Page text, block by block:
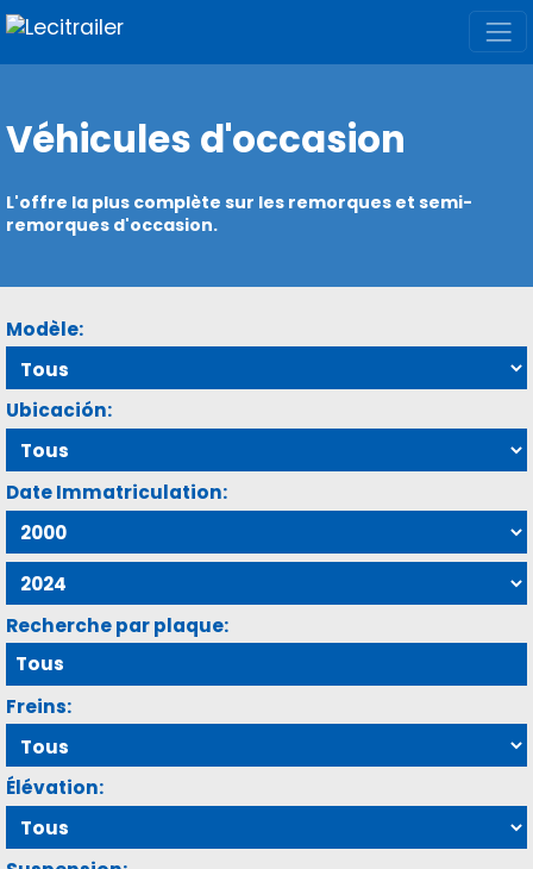
Véhicules d'occasion
L'offre la plus complète sur les remorques et semi-
remorques d'occasion.
Modèle:
Ubicación:
Date Immatriculation:
Recherche par plaque:
Freins:
Élévation: